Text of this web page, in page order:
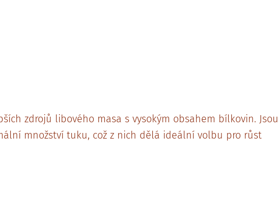
zdrojů libového masa s vysokým obsahem bílkovin. Jsou
množství tuku, což z nich dělá ideální volbu pro růst